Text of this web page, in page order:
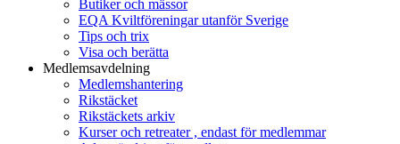
Butiker och mässor
EQA Kviltföreningar utanför Sverige
Tips och trix
Visa och berätta
Medlemsavdelning
Medlemshantering
Rikstäcket
Rikstäckets arkiv
Kurser och retreater , endast för medlemmar